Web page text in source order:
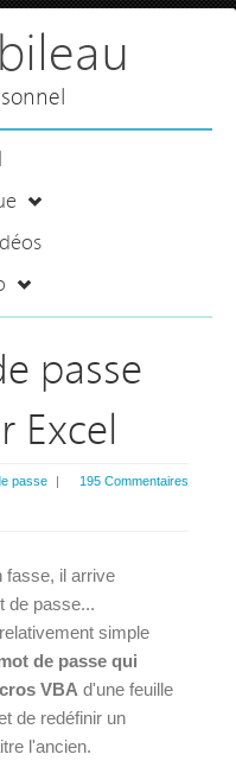
passe
Excel
195 Commentaires
passe |
fasse, il arrive
de passe...
simple
de passe qui
VBA d'une feuille
de redéfinir un
l'ancien.